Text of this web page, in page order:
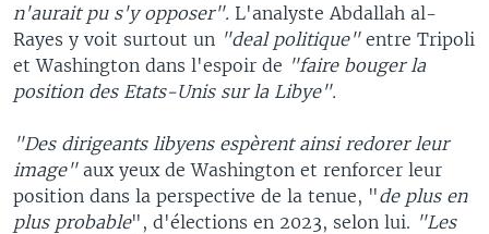
n'aurait pu s'y opposer". L'analyste Abdallah al-
Rayes y voit surtout un "deal politique"entre Tripoli
et Washington dans l'espoir de "faire bouger la
position des Etats-Unis sur la Libye".
"Des dirigeants libyens espèrent ainsi redorer leur
image"aux yeux de Washington et renforcer leur
position dans la perspective de la tenue, "de plus en
plus probable", d'élections en 2023, selon lui. "Les